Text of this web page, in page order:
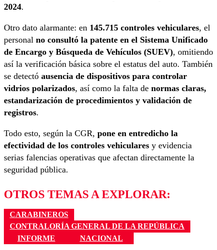
2024.
Otro dato alarmante: en 145.715 controles vehiculares, el
personal no consultó la patente en el Sistema Unificado
de Encargo y Búsqueda de Vehículos (SUEV), omitiendo
así la verificación básica sobre el estatus del auto. También
se detectó ausencia de dispositivos para controlar
vidrios polarizados, así como la falta de normas claras,
estandarización de procedimientos y validación de
registros.
Todo esto, según la CGR, pone en entredicho la
efectividad de los controles vehiculares y evidencia
serias falencias operativas que afectan directamente la
seguridad pública.
OTROS TEMAS A EXPLORAR:
CARABINEROS
CONTRALORÍA GENERAL DE LA REPÚBLICA
INFORME
NACIONAL